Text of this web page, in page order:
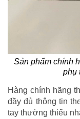
Sản phẩm chính
phụ
Hàng chính hãng
đầy đủ thông tin
tay thường thiếu